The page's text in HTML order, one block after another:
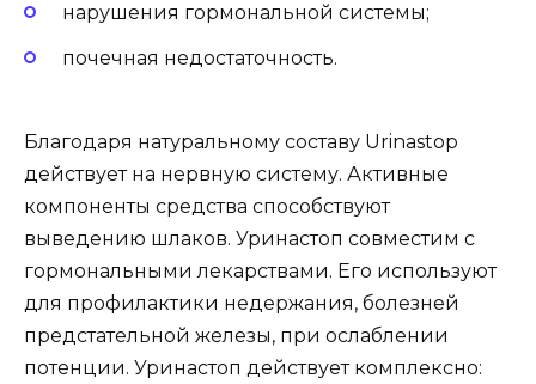
нарушения гормональной системы;
почечная недостаточность.
Благодаря натуральному составу Urinastop
действует на нервную систему. Активные
компоненты средства способствуют
выведению шлаков. Уринастоп совместим с
гормональными лекарствами. Его используют
для профилактики недержания, болезней
предстательной железы, при ослаблении
потенции. Уринастоп действует комплексно: